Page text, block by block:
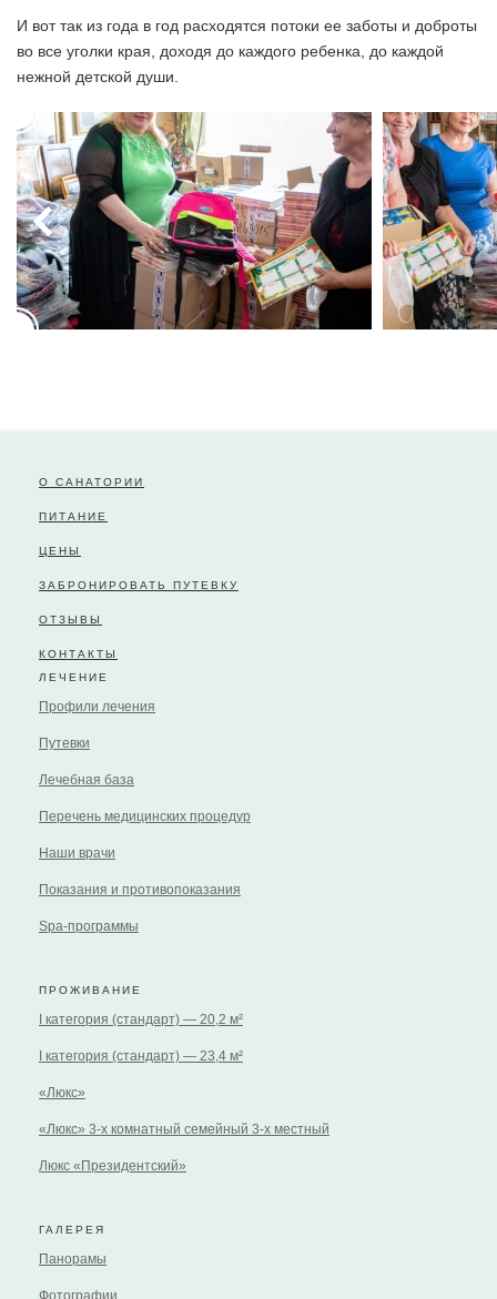
И вот так из года в год расходятся потоки ее заботы и доброты
во все уголки края, доходя до каждого ребенка, до каждой
нежной детской души.
О САНАТОРИИ
ПИТАНИЕ
ЦЕНЫ
ЗАБРОНИРОВАТЬ ПУТЕВКУ
ОТЗЫВЫ
КОНТАКТЫ
ЛЕЧЕНИЕ
Профили лечения
Путевки
Лечебная база
Перечень медицинских процедур
Наши врачи
Показания и противопоказания
Spa-программы
ПРОЖИВАНИЕ
I категория (стандарт) — 20,2 м²
I категория (стандарт) — 23,4 м²
«Люкс»
«Люкс» 3-х комнатный семейный 3-х местный
Люкс «Президентский»
ГАЛЕРЕЯ
Панорамы
Фотографии